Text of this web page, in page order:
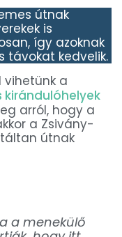
útnak
is
így azoknak
távokat kedvelik.
a
kirándulóhelyek
arról, hogy a
a Zsivány-
útnak
a menekülő